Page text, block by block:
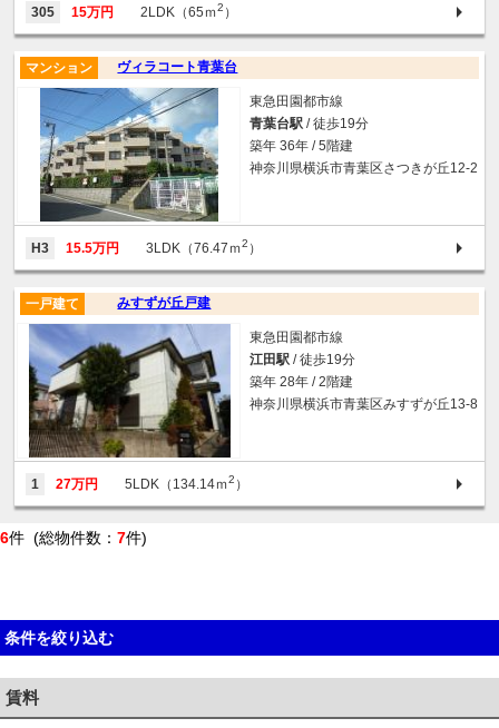
305 15万円 2LDK（65ｍ2 ）
ヴィラコート青葉台
マンション
東急田園都市線
青葉台駅 / 徒歩19分
築年 36年 / 5階建
神奈川県横浜市青葉区さつきが丘12-2
H3 15.5万円 3LDK（76.47ｍ2 ）
みすずが丘戸建
一戸建て
東急田園都市線
江田駅 / 徒歩19分
築年 28年 / 2階建
神奈川県横浜市青葉区みすずが丘13-8
1 27万円 5LDK（134.14ｍ2 ）
6件 (総物件数： 7件)
条件を絞り込む
賃料